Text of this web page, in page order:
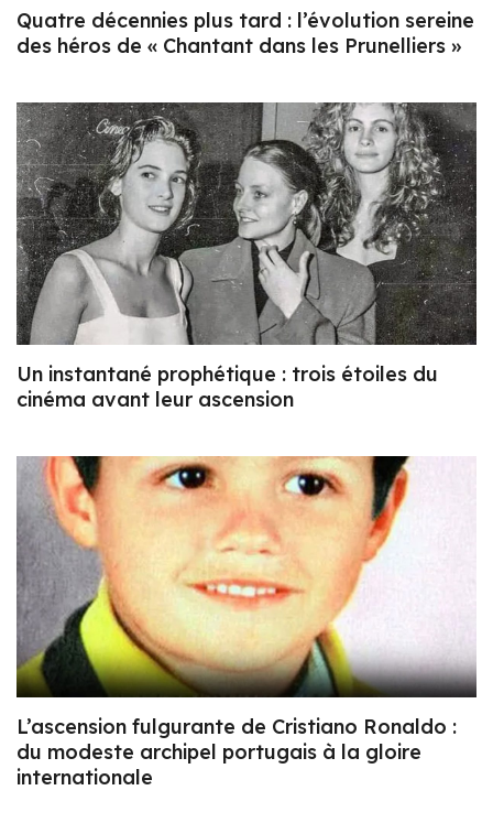
Quatre décennies plus tard : l’évolution sereine
des héros de « Chantant dans les Prunelliers »
Un instantané prophétique : trois étoiles du
cinéma avant leur ascension
L’ascension fulgurante de Cristiano Ronaldo :
du modeste archipel portugais à la gloire
internationale